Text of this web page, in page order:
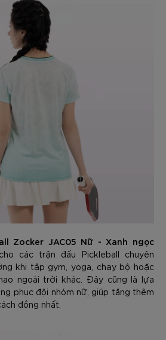
Zocker JAC05 Nữ - Xanh ngọc
các trận đấu Pickleball chuyên
khi tập gym, yoga, chạy bộ hoặc
ngoài trời khác. Đây cũng là lựa
phục đội nhóm nữ, giúp tăng thêm
đồng nhất.